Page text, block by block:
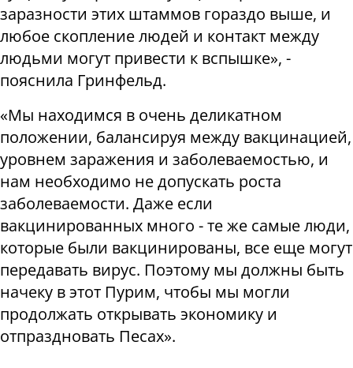
заразности этих штаммов гораздо выше, и
любое скопление людей и контакт между
людьми могут привести к вспышке», -
пояснила Гринфельд.
«Мы находимся в очень деликатном
положении, балансируя между вакцинацией,
уровнем заражения и заболеваемостью, и
нам необходимо не допускать роста
заболеваемости. Даже если
вакцинированных много - те же самые люди,
которые были вакцинированы, все еще могут
передавать вирус. Поэтому мы должны быть
начеку в этот Пурим, чтобы мы могли
продолжать открывать экономику и
отпраздновать Песах».